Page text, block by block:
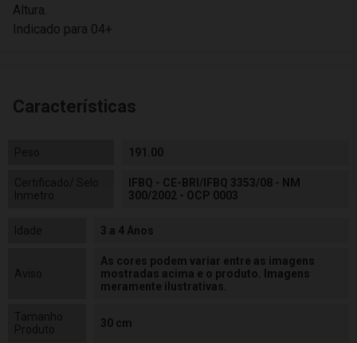
Altura.
Indicado para 04+
Características
191.00
Inmetro
IFBQ - CE-BRI/IFBQ 3353/08 - NM
300/2002 - OCP 0003
Idade 3 a 4 Anos
Aviso
As cores podem variar entre as imagens
mostradas acima e o produto. Imagens
meramente ilustrativas.
Tamanho
Produto
30 cm